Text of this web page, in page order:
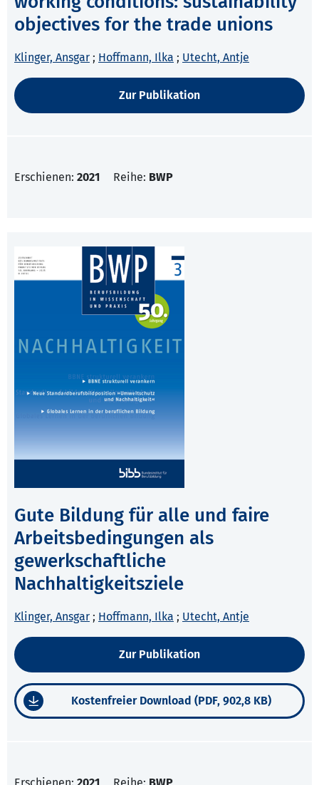
objectives for the trade unions
Klinger, Ansgar ; Hoffmann, Ilka ; Utecht, Antje
Zur Publikation
Erschienen: 2021 Reihe: BWP
Gute Bildung für alle und faire
Arbeitsbedingungen als
gewerkschaftliche
Nachhaltigkeitsziele
Klinger, Ansgar ; Hoffmann, Ilka ; Utecht, Antje
Zur Publikation
Kostenfreier Download (PDF, 902,8 KB)